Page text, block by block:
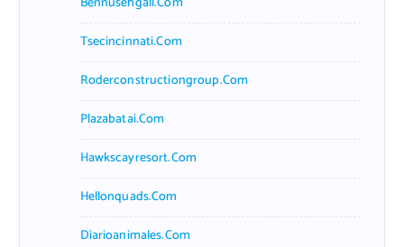
Tsecincinnati.com
Roderconstructiongroup.com
Plazabatai.com
Hawkscayresort.com
Hellonquads.com
Diarioanimales.com